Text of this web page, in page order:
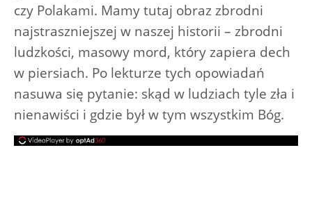
czy Polakami. Mamy tutaj obraz zbrodni
najstraszniejszej w naszej historii – zbrodni
ludzkości, masowy mord, który zapiera dech
w piersiach. Po lekturze tych opowiadań
nasuwa się pytanie: skąd w ludziach tyle zła i
nienawiści i gdzie był w tym wszystkim Bóg.